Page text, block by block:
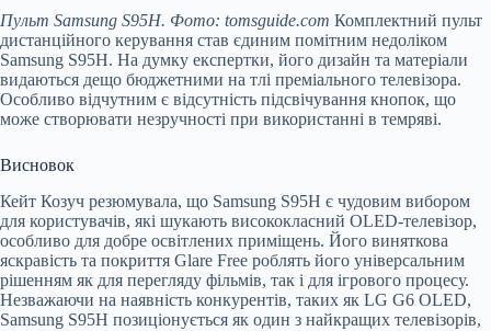
Пульт Samsung S95H. Фото: tomsguide.com Комплектний пульт
дистанційного керування став єдиним помітним недоліком
Samsung S95H. На думку експертки, його дизайн та матеріали
видаються дещо бюджетними на тлі преміального телевізора.
Особливо відчутним є відсутність підсвічування кнопок, що
може створювати незручності при використанні в темряві.
Висновок
Кейт Козуч резюмувала, що Samsung S95H є чудовим вибором
для користувачів, які шукають висококласний OLED-телевізор,
особливо для добре освітлених приміщень. Його виняткова
яскравість та покриття Glare Free роблять його універсальним
рішенням як для перегляду фільмів, так і для ігрового процесу.
Незважаючи на наявність конкурентів, таких як LG G6 OLED,
Samsung S95H позиціонується як один з найкращих телевізорів,